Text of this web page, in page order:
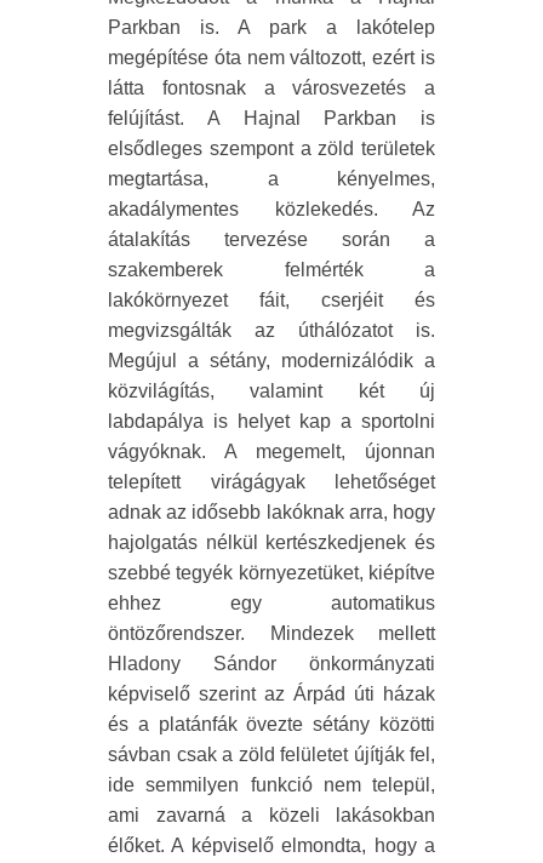
Parkban is. A park a lakótelep
megépítése óta nem változott, ezért is
látta fontosnak a városvezetés a
felújítást. A Hajnal Parkban is
elsődleges szempont a zöld területek
megtartása, a kényelmes,
akadálymentes közlekedés. Az
átalakítás tervezése során a
szakemberek felmérték a
lakókörnyezet fáit, cserjéit és
megvizsgálták az úthálózatot is.
Megújul a sétány, modernizálódik a
közvilágítás, valamint két új
labdapálya is helyet kap a sportolni
vágyóknak. A megemelt, újonnan
telepített virágágyak lehetőséget
adnak az idősebb lakóknak arra, hogy
hajolgatás nélkül kertészkedjenek és
szebbé tegyék környezetüket, kiépítve
ehhez egy automatikus
öntözőrendszer. Mindezek mellett
Hladony Sándor önkormányzati
képviselő szerint az Árpád úti házak
és a platánfák övezte sétány közötti
sávban csak a zöld felületet újítják fel,
ide semmilyen funkció nem települ,
ami zavarná a közeli lakásokban
élőket. A képviselő elmondta, hogy a